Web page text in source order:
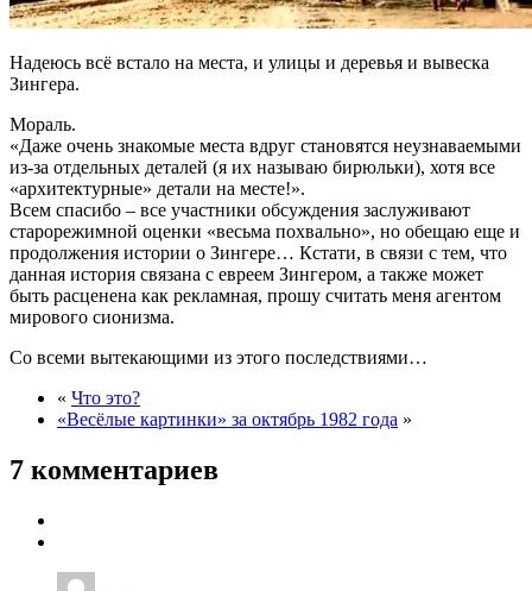
Надеюсь всё встало на места, и улицы и деревья и вывеска
Зингера.
Мораль.
«Даже очень знакомые места вдруг становятся неузнаваемыми
из-за отдельных деталей (я их называю бирюльки), хотя все
«архитектурные» детали на месте!».
Всем спасибо – все участники обсуждения заслуживают
старорежимной оценки «весьма похвально», но обещаю еще и
продолжения истории о Зингере… Кстати, в связи с тем, что
данная история связана с евреем Зингером, а также может
быть расценена как рекламная, прошу считать меня агентом
мирового сионизма.
Со всеми вытекающими из этого последствиями…
« Что это?
«Весёлые картинки» за октябрь 1982 года »
7 комментариев